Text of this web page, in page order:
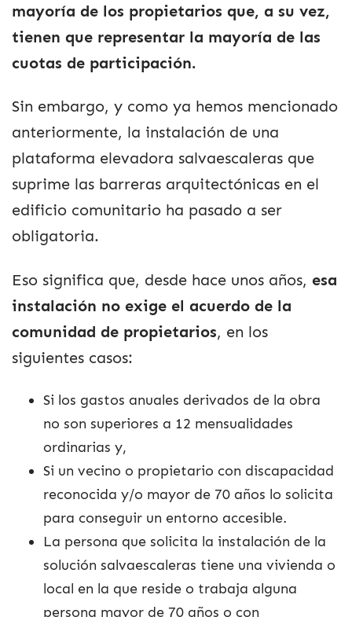
mayoría de los propietarios que, a su vez,
tienen que representar la mayoría de las
cuotas de participación.
Sin embargo, y como ya hemos mencionado
anteriormente, la instalación de una
plataforma elevadora salvaescaleras que
suprime las barreras arquitectónicas en el
edificio comunitario ha pasado a ser
obligatoria.
Eso significa que, desde hace unos años, esa
instalación no exige el acuerdo de la
comunidad de propietarios, en los
siguientes casos:
Si los gastos anuales derivados de la obra
no son superiores a 12 mensualidades
ordinarias y,
Si un vecino o propietario con discapacidad
reconocida y/o mayor de 70 años lo solicita
para conseguir un entorno accesible.
La persona que solicita la instalación de la
solución salvaescaleras tiene una vivienda o
local en la que reside o trabaja alguna
persona mayor de 70 años o con